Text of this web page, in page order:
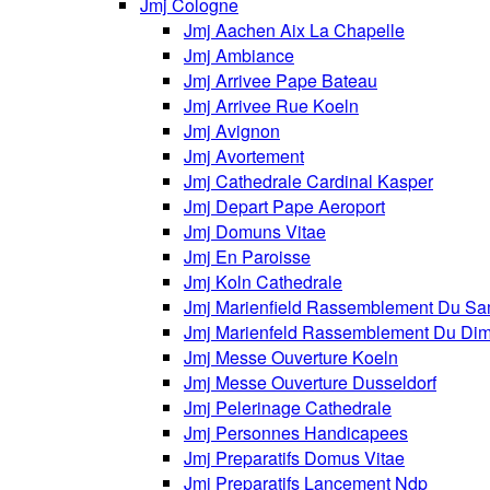
Jmj Cologne
Jmj Aachen Aix La Chapelle
Jmj Ambiance
Jmj Arrivee Pape Bateau
Jmj Arrivee Rue Koeln
Jmj Avignon
Jmj Avortement
Jmj Cathedrale Cardinal Kasper
Jmj Depart Pape Aeroport
Jmj Domuns Vitae
Jmj En Paroisse
Jmj Koln Cathedrale
Jmj Marienfield Rassemblement Du
Jmj Marienfeld Rassemblement Du
Jmj Messe Ouverture Koeln
Jmj Messe Ouverture Dusseldorf
Jmj Pelerinage Cathedrale
Jmj Personnes Handicapees
Jmj Preparatifs Domus Vitae
Jmj Preparatifs Lancement Ndp